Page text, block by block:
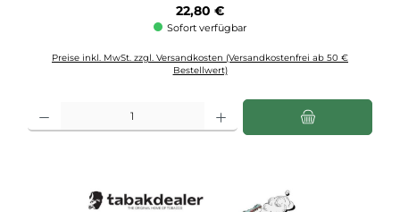
Regulärer Preis:
22,80 €
Sofort verfügbar
Preise inkl. MwSt. zzgl. Versandkosten (Versandkostenfrei ab 50 €
Bestellwert)